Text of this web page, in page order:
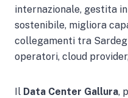
internazionale, gestita
sostenibile, migliora
collegamenti tra
operatori, cloud
Il Data Center Gallura,